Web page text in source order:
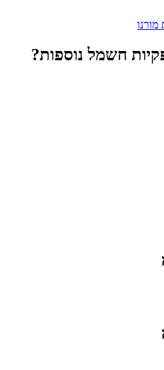
מורנו
חשמל נוספות?